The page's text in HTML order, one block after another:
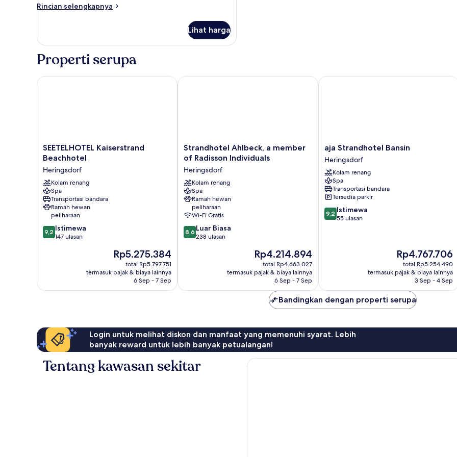
Building)
Rincian selengkapnya
Rincian
Kamar
(in
Villa
Lihat harga
Properti serupa
SEETELHOTEL
Kaiserstrand
Heringsdorf
SEETELHOTEL Kaiserstrand
Beachhotel
Heringsdorf
Kolam renang
Spa
Transportasi bandara
Ramah hewan
peliharaan
9.2
dari
9,2 Istimewa
147 ulasan
Harga
sekarang
Rp5.275.384
Rp5.275.384
total Rp5.797.751
termasuk pajak & biaya lainnya
6 Sep - 7 Sep
SEETELHOTEL Kaiserstrand Beachhotel
Strandhotel
Ahlbeck,
member
of
Radisson
Individuals
Heringsdorf
Strandhotel Ahlbeck, a member
of Radisson Individuals
Heringsdorf
Kolam renang
Spa
Ramah hewan
peliharaan
Wi-Fi Gratis
8.6
dari
8,6 Luar Biasa
238 ulasan
Harga
sekarang
Rp4.214.894
Rp4.214.894
total Rp4.663.027
termasuk pajak & biaya lainnya
6 Sep - 7 Sep
Strandhotel Ahlbeck, a member of Radisson Individuals
aja
Strandhotel
Bansin
Heringsdorf
aja Strandhotel Bansin
Heringsdorf
Kolam renang
Spa
Transportasi bandara
Tersedia parkir
9.2
dari
9,2 Istimewa
55 ulasan
Harga
sekarang
Rp4.767.706
Rp4.767.706
total Rp5.254.490
termasuk pajak & biaya lainnya
3 Sep - 4 Sep
aja Strandhotel Bansin
Bandingkan dengan properti serupa
Login untuk melihat diskon dan manfaat yang memenuhi syarat. Lebih
banyak reward untuk lebih banyak petualangan!
Tentang kawasan sekitar